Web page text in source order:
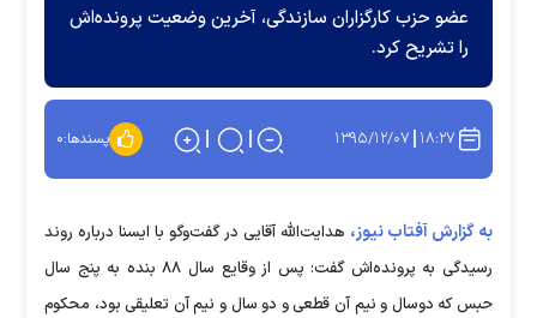
عضو حزب کارگزاران‌ سازندگی، آخرین وضعیت پرونده‌اش
را تشریح کرد.
۱۸:۲۷ ۱۳۹۵/۱۲/۰۷ پسندها:۰
به گزارش آفتاب نیوز، هدایت‌الله آقایی در گفت‌وگو با ایسنا درباره روند
رسیدگی به پرونده‌اش گفت: پس از وقایع سال ۸۸ بنده به پنج سال
حبس که دوسال و نیم آن قطعی و دو سال و نیم آن تعلیقی بود، محکوم